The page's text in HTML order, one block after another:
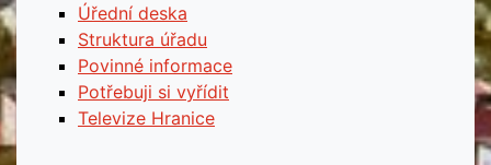
Úřední deska
Struktura úřadu
Povinné informace
Potřebuji si vyřídit
Televize Hranice